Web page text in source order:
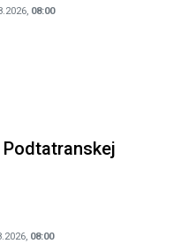
08:00
08:00